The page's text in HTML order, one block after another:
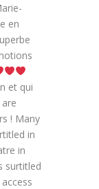
en
et qui
! Many
in
in
surtitled